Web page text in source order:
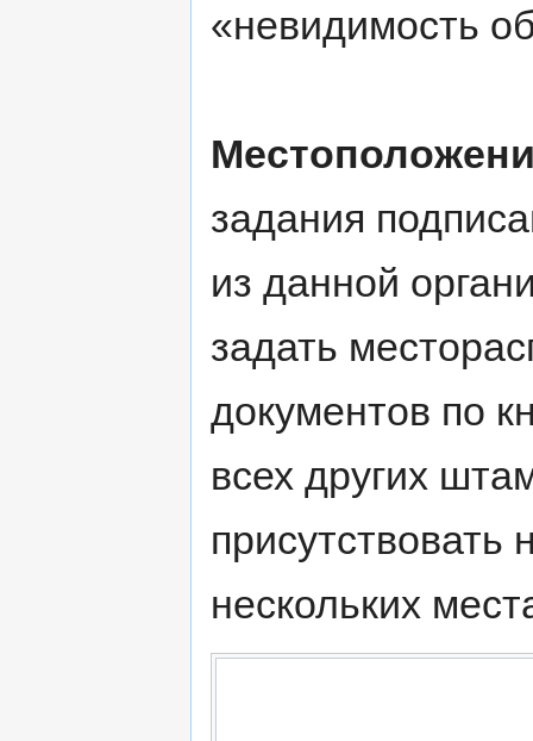
«невидимость
задания
из данной
задать
документов по
всех других
нескольких